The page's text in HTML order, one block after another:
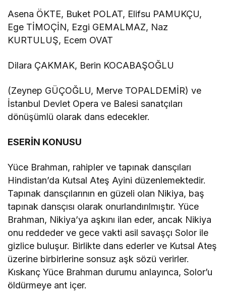
Asena ÖKTE, Buket POLAT, Elifsu PAMUKÇU,
Ege TİMOÇİN, Ezgi GEMALMAZ, Naz
KURTULUŞ, Ecem OVAT
Dilara ÇAKMAK, Berin KOCABAŞOĞLU
(Zeynep GÜÇOĞLU, Merve TOPALDEMİR) ve
İstanbul Devlet Opera ve Balesi sanatçıları
dönüşümlü olarak dans edecekler.
ESERİN KONUSU
Yüce Brahman, rahipler ve tapınak dansçıları
Hindistan’da Kutsal Ateş Ayini düzenlemektedir.
Tapınak dansçılarının en güzeli olan Nikiya, baş
tapınak dansçısı olarak onurlandırılmıştır. Yüce
Brahman, Nikiya’ya aşkını ilan eder, ancak Nikiya
onu reddeder ve gece vakti asil savaşçı Solor ile
gizlice buluşur. Birlikte dans ederler ve Kutsal Ateş
üzerine birbirlerine sonsuz aşk sözü verirler.
Kıskanç Yüce Brahman durumu anlayınca, Solor’u
öldürmeye ant içer.